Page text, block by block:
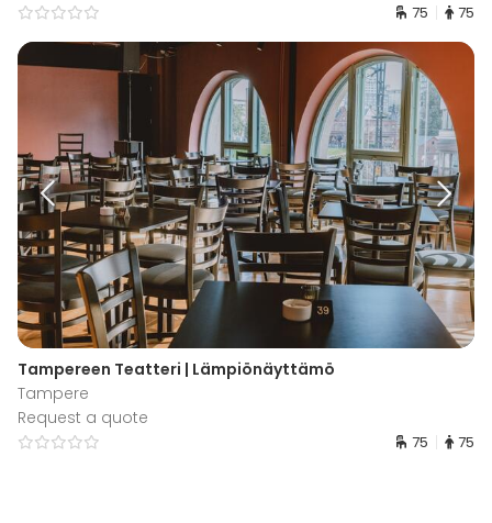
75 75
Tampereen Teatteri | Lämpiönäyttämö
Tampere
Request a quote
75 75